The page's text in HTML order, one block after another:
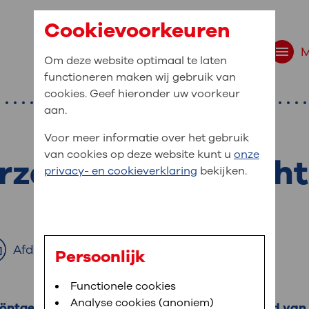
navigatie
bent u naar op
Bloedafname,MijnOLVG,Digitalisering
medische gegevens
In MijnOLVG kunt u uw medische
het u uitkomt. OLVG breidt MijnOLVG
polsgewricht
Afdrukken
Cookievoorkeuren
Om deze website optimaal te laten
functioneren maken wij gebruik van
cookies. Geef hieronder uw voorkeur
aan.
Voor meer informatie over het gebruik
van cookies op deze website kunt u onze
privacy- en cookieverklaring bekijken.
Persoonlijk
Functionele cookies
Analyse cookies (anoniem)